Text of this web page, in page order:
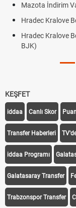
Mazota İndirim
Hradec Kralove
Hradec Kralove
BJK)
KEŞFET
iddaa Canlı Skor
Transfer Haberleri
iddaa Programı
Galatasaray Transfer
Trabzonspor Transfer